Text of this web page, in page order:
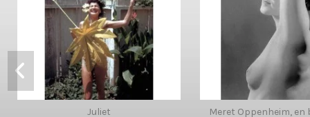
Juliet Meret Oppenheim, en